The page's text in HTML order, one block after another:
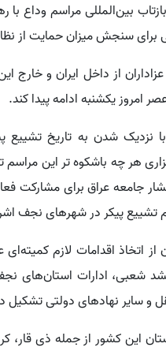
بین‌المللی مراسم وداع
برای سنجش میزان حمایت از
از داخل ایران و خارج
امروز یکشنبه ادامه پیدا کند.
شدن به تاریخ تشییع
برگزاری هر چه باشکوه تر این
جامعه عراق برای مشارکت
تشییع پیکر در شهرهای نجف
اتخاذ اقدامات لازم
شعبی، ادارات استان‌های
و سایر نهادهای دولتی
این کشور از جمله ذی قار،